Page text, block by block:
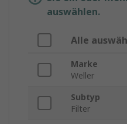
auswählen.
Alle
Marke
Weller
Subtyp
Filter